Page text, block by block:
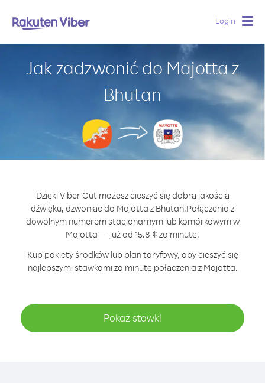
Login
Jak zadzwonić do Majotta z
Bhutan
Dzięki Viber Out możesz cieszyć się dobrą jakością
dźwięku, dzwoniąc do Majotta z Bhutan.Połączenia z
dowolnym numerem stacjonarnym lub komórkowym w
Majotta — już od 15.8 ¢ za minutę.
Kup pakiety środków lub plan taryfowy, aby cieszyć się
najlepszymi stawkami za minutę połączenia z Majotta.
Pokaż stawki